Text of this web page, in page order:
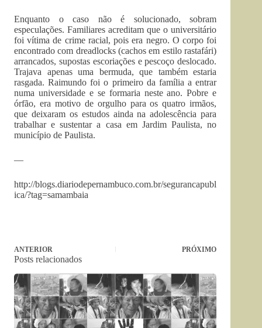
Enquanto o caso não é solucionado, sobram
especulações. Familiares acreditam que o universitário
foi vítima de crime racial, pois era negro. O corpo foi
encontrado com dreadlocks (cachos em estilo rastafári)
arrancados, supostas escoriações e pescoço deslocado.
Trajava apenas uma bermuda, que também estaria
rasgada. Raimundo foi o primeiro da família a entrar
numa universidade e se formaria neste ano. Pobre e
órfão, era motivo de orgulho para os quatro irmãos,
que deixaram os estudos ainda na adolescência para
trabalhar e sustentar a casa em Jardim Paulista, no
município de Paulista.
—
http://blogs.diariodepernambuco.com.br/segurancapubl
ica/?tag=samambaia
ANTERIOR PRÓXIMO
Posts relacionados